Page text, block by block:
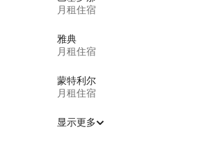
月租住宿
雅典
月租住宿
蒙特利尔
月租住宿
显示更多